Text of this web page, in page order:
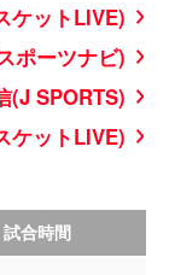
ケットLIVE)
ポーツナビ)
(J SPORTS)
ケットLIVE)
試合時間